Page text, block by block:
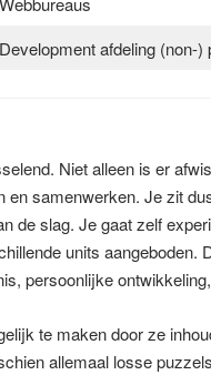
Development afdeling (non-)
Niet alleen is er
samenwerken. Je zit
de slag. Je gaat zelf
units aangeboden.
persoonlijke
te maken door ze
allemaal losse